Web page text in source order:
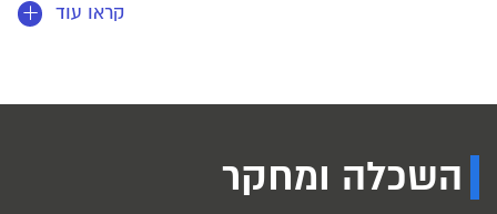
בימים אלה הוא חוקר, ביחד עם פרופ' אורי שוורץ קבוצות
קראו עוד
השכלה ומחקר